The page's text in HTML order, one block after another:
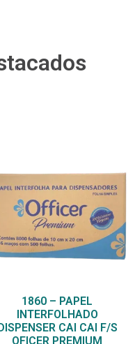
1860 – PAPEL
INTERFOLHADO
CAI CAI F/S
OFICER PREMIUM